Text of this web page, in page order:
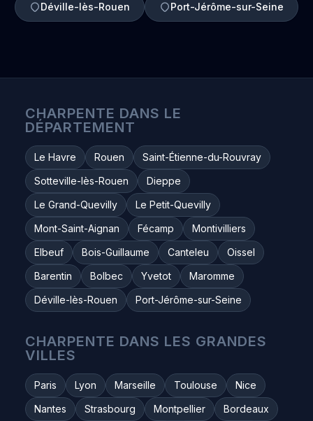
Déville-lès-Rouen Port-Jérôme-sur-Seine
CHARPENTE DANS LE
DÉPARTEMENT
Le Havre Rouen
Saint-Étienne-du-Rouvray
Sotteville-lès-Rouen
Dieppe
Le Grand-Quevilly
Le Petit-Quevilly
Mont-Saint-Aignan
Fécamp
Montivilliers
Elbeuf
Bois-Guillaume Canteleu
Oissel
Barentin
Bolbec Yvetot
Maromme
Déville-lès-Rouen
Port-Jérôme-sur-Seine
CHARPENTE DANS LES GRANDES
VILLES
Paris Lyon Marseille Toulouse
Nice
Nantes
Strasbourg Montpellier
Bordeaux